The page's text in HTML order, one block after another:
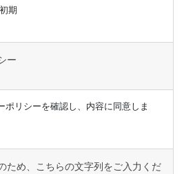
期
ー
ポリシーを確認し、内容に同意しま
ため、こちらの文字列をご入力くだ